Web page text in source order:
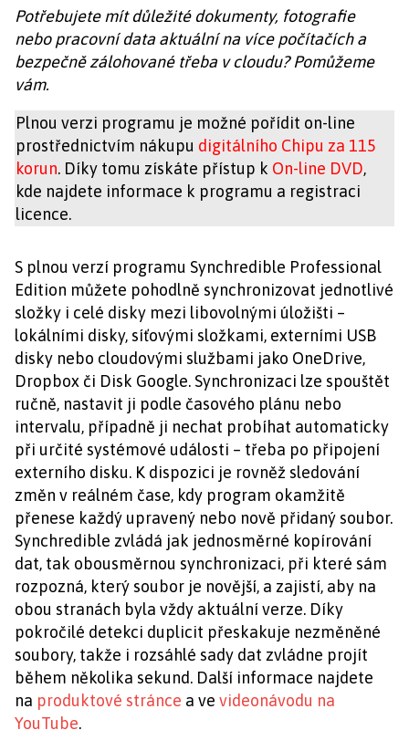
Potřebujete mít důležité dokumenty, fotografie
nebo pracovní data aktuální na více počítačích a
bezpečně zálohované třeba v cloudu? Pomůžeme
vám.
Plnou verzi programu je možné pořídit on-line
prostřednictvím nákupu digitálního Chipu za 115
korun. Díky tomu získáte přístup k On-line DVD,
kde najdete informace k programu a registraci
licence.
S plnou verzí programu Synchredible Professional
Edition můžete pohodlně synchronizovat jednotlivé
složky i celé disky mezi libovolnými úložišti –
lokálními disky, síťovými složkami, externími USB
disky nebo cloudovými službami jako OneDrive,
Dropbox či Disk Google. Synchronizaci lze spouštět
ručně, nastavit ji podle časového plánu nebo
intervalu, případně ji nechat probíhat automaticky
při určité systémové události – třeba po připojení
externího disku. K dispozici je rovněž sledování
změn v reálném čase, kdy program okamžitě
přenese každý upravený nebo nově přidaný soubor.
Synchredible zvládá jak jednosměrné kopírování
dat, tak obousměrnou synchronizaci, při které sám
rozpozná, který soubor je novější, a zajistí, aby na
obou stranách byla vždy aktuální verze. Díky
pokročilé detekci duplicit přeskakuje nezměněné
soubory, takže i rozsáhlé sady dat zvládne projít
během několika sekund. Další informace najdete
na produktové stránce a ve videonávodu na
YouTube.